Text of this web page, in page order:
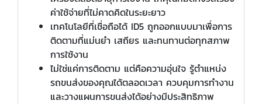
ค่าใช้จ่ายที่ไม่คาดคิดในระยะยาว
เทคโนโลยีที่เชื่อถือได้ ID5 ถูกออกแบบมาเพื่อการ
ติดตามที่แม่นยำ เสถียร และทนทานต่อทุกสภาพ
การใช้งาน
ไม่ใช่แค่การติดตาม แต่คือความอุ่นใจ รู้ตำแหน่ง
รถขนส่งของคุณได้ตลอดเวลา ควบคุมการทำงาน
และวางแผนการขนส่งได้อย่างมีประสิทธิภาพ